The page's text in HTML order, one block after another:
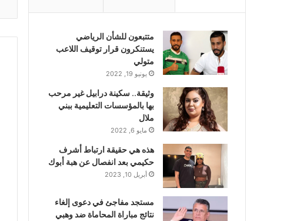
متتبعون للشأن الرياضي
يستنكرون قرار توقيف اللاعب
متولي
يونيو 19, 2022
وثيقة.. سكينة درابيل غير مرحب
بها بالمؤسسات التعليمية ببني
ملال
مايو 6, 2022
هذه هي حقيقة ارتباط أشرف
حكيمي بعد انفصال عن هبة أبوك
أبريل 10, 2023
مستجد مفاجئ في دعوى إلغاء
نتائج مباراة المحاماة ضد وهبي